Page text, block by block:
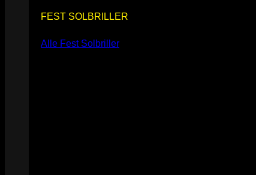
FEST SOLBRILLER
Alle Fest Solbriller